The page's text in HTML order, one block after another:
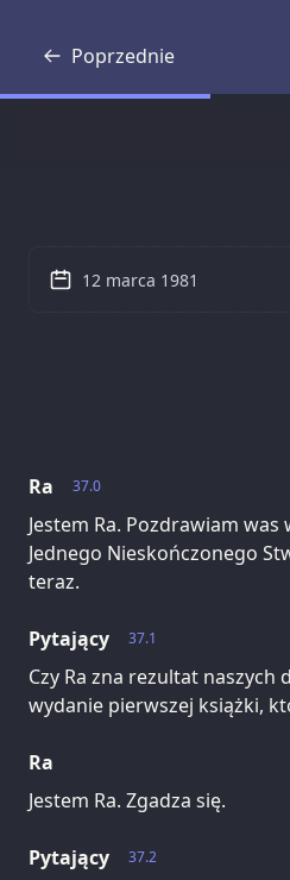
Poprzednie
Transkrypcja
37.0
Ra
Jestem Ra. Pozdrawiam was
Jednego Nieskończonego
teraz.
37.1
Pytający
Czy Ra zna rezultat naszych
wydanie pierwszej książki,
Ra
Jestem Ra. Zgadza się.
37.2
Pytający
12 marca 1981